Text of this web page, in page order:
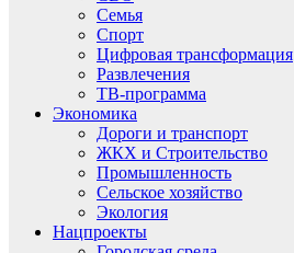
Семья
Спорт
Цифровая трансформация
Развлечения
ТВ-программа
Экономика
Дороги и транспорт
ЖКХ и Строительство
Промышленность
Сельское хозяйство
Экология
Нацпроекты